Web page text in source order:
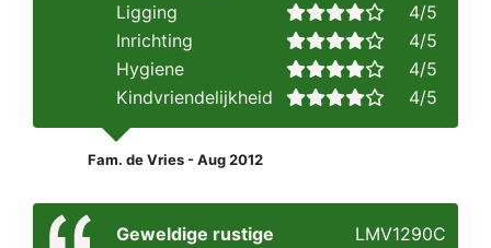
Ligging
4/5
Inrichting
4/5
Hygiene
4/5
Kindvriendelijkheid
4/5
Fam. de Vries - Aug 2012
Geweldige rustige
LMV1290C